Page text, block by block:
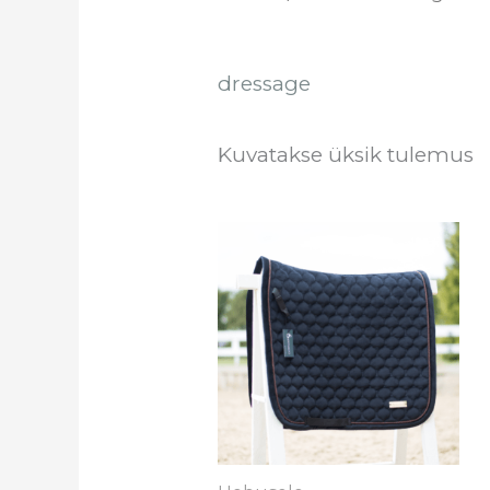
dressage
Kuvatakse üksik tulemus
Sellel
on
mitu
saab